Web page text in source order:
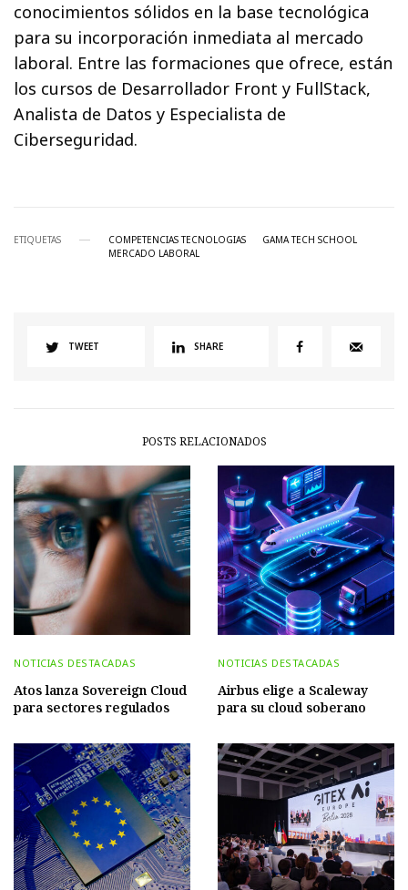
conocimientos sólidos en la base tecnológica
para su incorporación inmediata al mercado
laboral. Entre las formaciones que ofrece, están
los cursos de Desarrollador Front y FullStack,
Analista de Datos y Especialista de
Ciberseguridad.
ETIQUETAS COMPETENCIAS TECNOLOGIAS
GAMA TECH SCHOOL
MERCADO LABORAL
TWEET SHARE
POSTS RELACIONADOS
NOTICIAS DESTACADAS
Atos lanza Sovereign Cloud
para sectores regulados
NOTICIAS DESTACADAS
Airbus elige a Scaleway
para su cloud soberano